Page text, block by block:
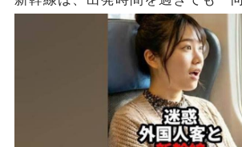
配がない。 グリーン車のドアを見
男がスーツケースをドアに挟んで
まらず、警告音だけが鳴り続ける
ピリつく中、若い女性が声をかけ
ん、ドアに荷物を挟まないでくだ
ないじゃないですか？」 男は平然
弁を買いに行ってくるんだ。 こう